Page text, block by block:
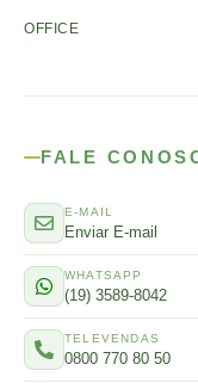
OFFICE
FALE
E-MAIL
Enviar E-mail
WHATSAPP
(19) 3589-8042
TELEVENDAS
0800 770 80 50